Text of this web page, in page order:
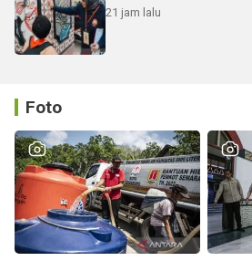
21 jam lalu
Foto